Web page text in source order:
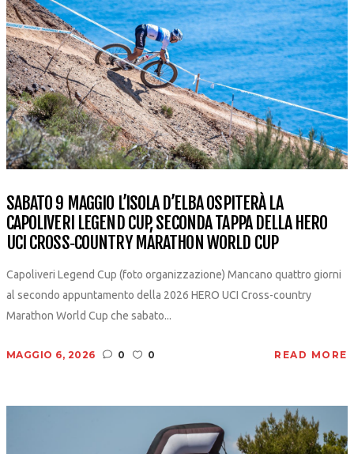
SABATO 9 MAGGIO L’ISOLA D’ELBA OSPITERÀ LA
CAPOLIVERI LEGEND CUP, SECONDA TAPPA DELLA HERO
UCI CROSS‑COUNTRY MARATHON WORLD CUP
Capoliveri Legend Cup (foto organizzazione) Mancano quattro giorni
al secondo appuntamento della 2026 HERO UCI Cross-country
Marathon World Cup che sabato...
MAGGIO 6, 2026 0 0 READ MORE